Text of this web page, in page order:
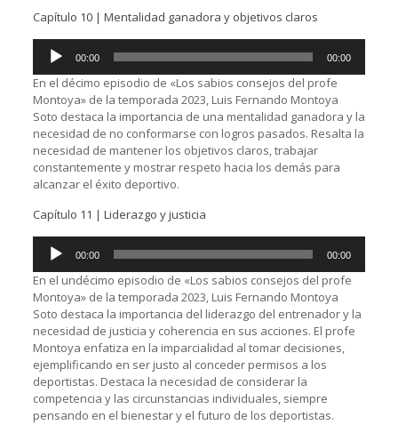
Capítulo 10 | Mentalidad ganadora y objetivos claros
Reproductor
audio
00:00 00:00
En el décimo episodio de «Los sabios consejos del profe
Montoya» de la temporada 2023, Luis Fernando Montoya
Soto destaca la importancia de una mentalidad ganadora y la
necesidad de no conformarse con logros pasados. Resalta la
necesidad de mantener los objetivos claros, trabajar
constantemente y mostrar respeto hacia los demás para
alcanzar el éxito deportivo.
Capítulo 11 | Liderazgo y justicia
Reproductor
audio
00:00 00:00
En el undécimo episodio de «Los sabios consejos del profe
Montoya» de la temporada 2023, Luis Fernando Montoya
Soto destaca la importancia del liderazgo del entrenador y la
necesidad de justicia y coherencia en sus acciones. El profe
Montoya enfatiza en la imparcialidad al tomar decisiones,
ejemplificando en ser justo al conceder permisos a los
deportistas. Destaca la necesidad de considerar la
competencia y las circunstancias individuales, siempre
pensando en el bienestar y el futuro de los deportistas.